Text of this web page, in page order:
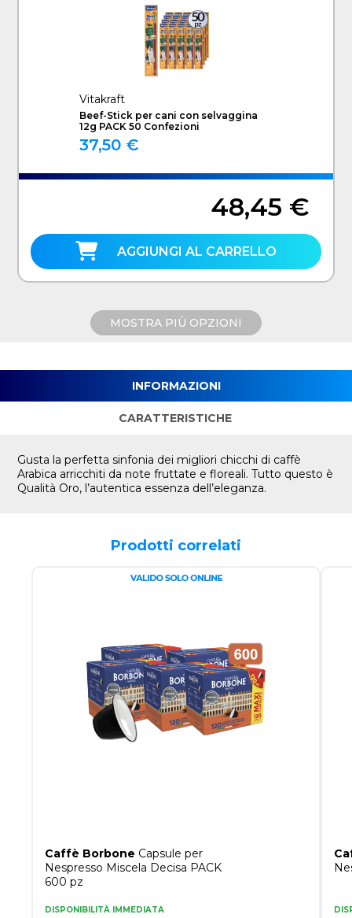
Vitakraft
Beef-Stick per cani con selvaggina
12g PACK 50 Confezioni
37,50 €
48,45 €
AGGIUNGI AL CARRELLO
MOSTRA PIÙ OPZIONI
INFORMAZIONI
CARATTERISTICHE
Gusta la perfetta sinfonia dei migliori chicchi di caffè
Arabica arricchiti da note fruttate e floreali. Tutto questo è
Qualità Oro, l’autentica essenza dell’eleganza.
Prodotti correlati
Caffè Borbone Capsule per
Nespresso Miscela Decisa PACK
600 pz
DISPONIBILITÀ IMMEDIATA